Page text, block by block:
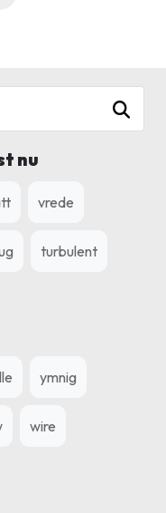
nu
vrede
turbulent
ymnig
wire